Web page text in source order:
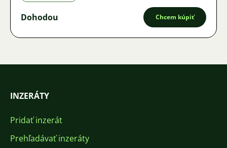
Dohodou Chcem kúpiť
INZERÁTY
Pridať inzerát
Prehľadávať inzeráty